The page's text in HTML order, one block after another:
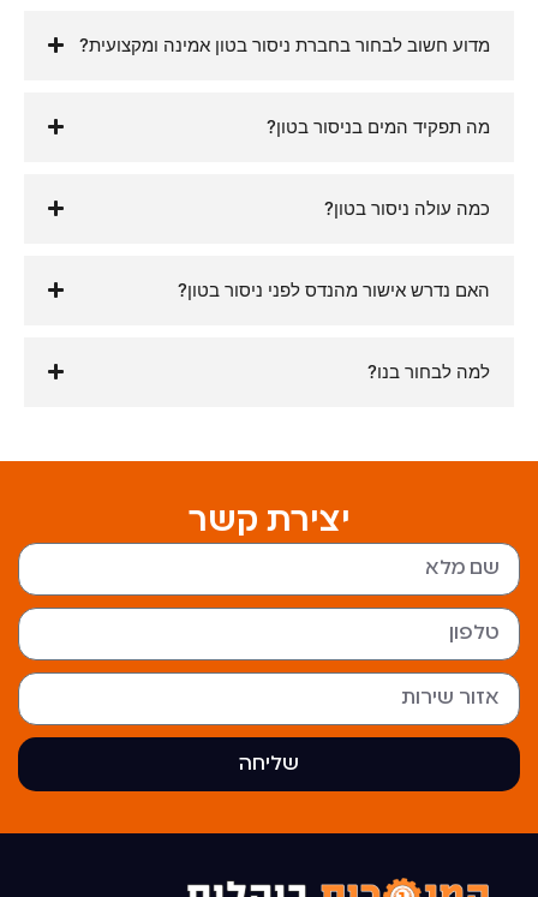
מדוע חשוב לבחור בחברת ניסור בטון אמינה ומקצועית?
מה תפקיד המים בניסור בטון?
כמה עולה ניסור בטון?
האם נדרש אישור מהנדס לפני ניסור בטון?
למה לבחור בנו?
יצירת קשר
שליחה